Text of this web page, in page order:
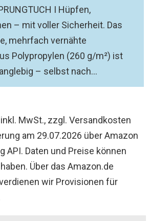
I Hüpfen,
– mit voller Sicherheit. Das
mehrfach vernähte
Polypropylen (260 g/m²) ist
– selbst nach...
MwSt., zzgl. Versandkosten
am 29.07.2026 über Amazon
API. Daten und Preise können
Über das Amazon.de
wir Provisionen für